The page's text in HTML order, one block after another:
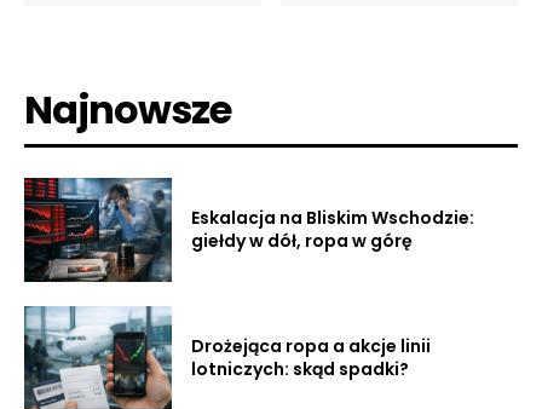
Najnowsze
Eskalacja na Bliskim Wschodzie:
giełdy w dół, ropa w górę
Drożejąca ropa a akcje linii
lotniczych: skąd spadki?